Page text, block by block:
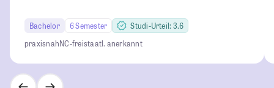
Bachelor 6 Semester
Studi-Urteil: 3.6
praxisnahNC-freistaatl. anerkannt